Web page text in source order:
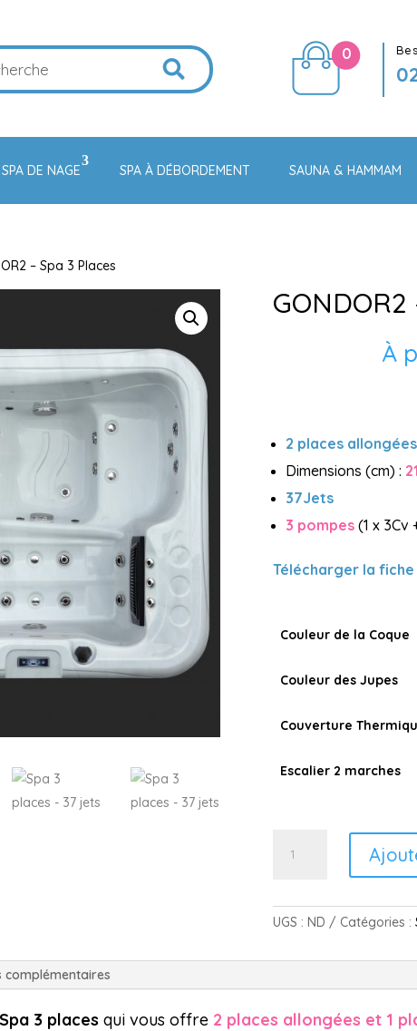
0
SPA DE NAGE SPA À DÉBORDEMENT SAUNA & HAMMAM
– Spa 3 Places
À
2 places
Dimensions (cm) :
37Jets
3 pompes(1 x 3Cv
Télécharger la fiche
Couleur de la Coque
Couleur des Jupes
Couverture
Escalier 2 marches
Spa
Places
UGS : ND Catégories :
3 places qui vous offre 2 places allongées et 1